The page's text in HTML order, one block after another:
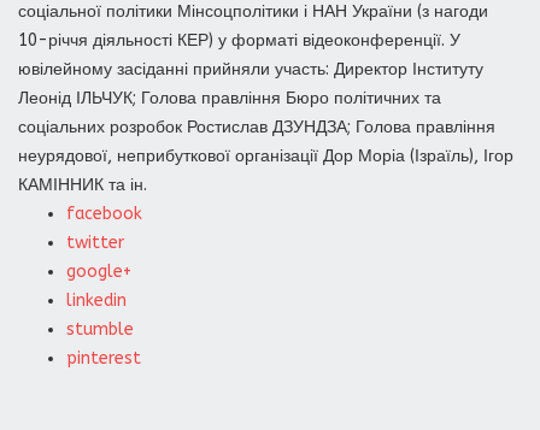
соціальної політики Мінсоцполітики і НАН України (з нагоди
10-річчя діяльності КЕР) у форматі відеоконференції. У
ювілейному засіданні прийняли участь: Директор Інституту
Леонід ІЛЬЧУК; Голова правління Бюро політичних та
соціальних розробок Ростислав ДЗУНДЗА; Голова правління
неурядової, неприбуткової організації Дор Моріа (Ізраїль), Ігор
КАМІННИК та ін.
facebook
twitter
google+
linkedin
stumble
pinterest